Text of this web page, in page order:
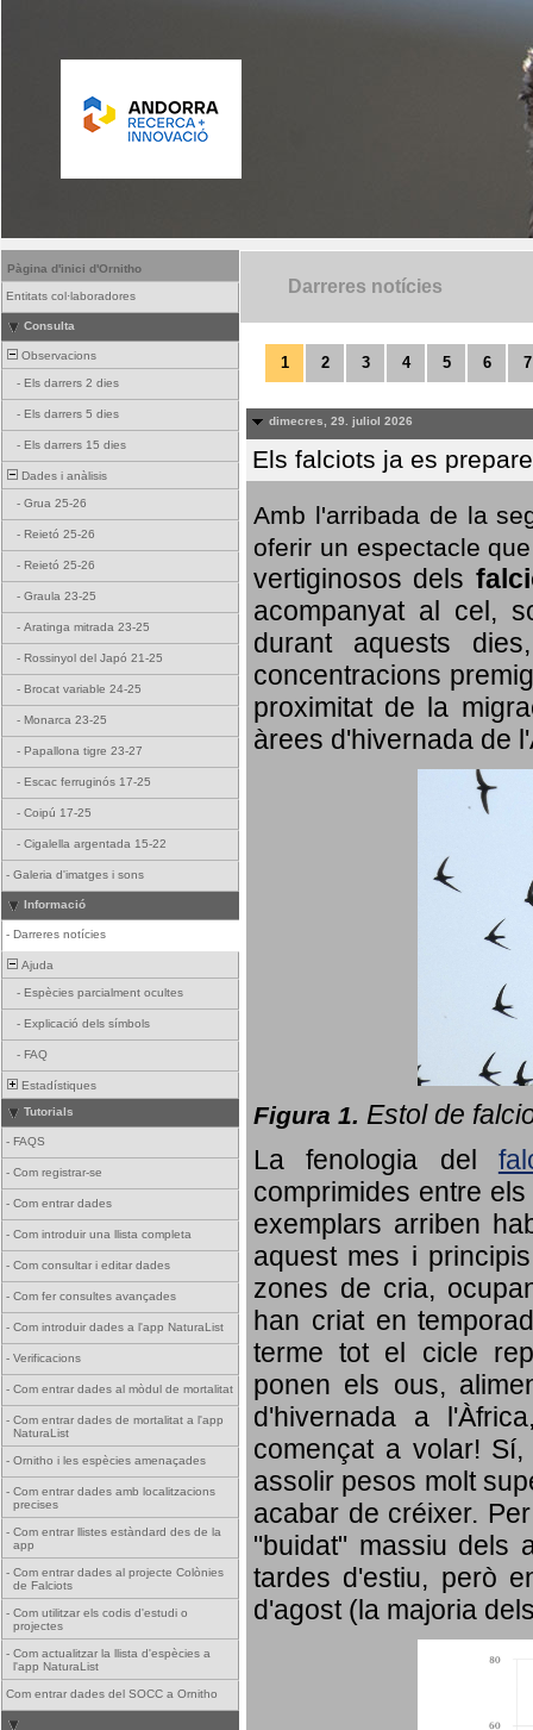
Pàgina d'inici d'Ornitho
Entitats col·laboradores
Consulta
Observacions
- Els darrers 2 dies
- Els darrers 5 dies
- Els darrers 15 dies
Dades i anàlisis
- Grua 25-26
- Reietó 25-26
- Reietó 25-26
- Graula 23-25
- Aratinga mitrada 23-25
- Rossinyol del Japó 21-25
- Brocat variable 24-25
- Monarca 23-25
- Papallona tigre 23-27
- Escac ferruginós 17-25
- Coipú 17-25
- Cigalella argentada 15-22
- Galeria d'imatges i sons
Informació
- Darreres notícies
Ajuda
- Espècies parcialment ocultes
- Explicació dels símbols
- FAQ
Estadístiques
Tutorials
- FAQS
- Com registrar-se
- Com entrar dades
- Com introduir una llista completa
- Com consultar i editar dades
- Com fer consultes avançades
- Com introduir dades a l'app NaturaList
- Verificacions
- Com entrar dades al mòdul de mortalitat
- Com entrar dades de mortalitat a l'app
NaturaList
- Ornitho i les espècies amenaçades
- Com entrar dades amb localitzacions
precises
- Com entrar llistes estàndard des de la
app
- Com entrar dades al projecte Colònies
de Falciots
- Com utilitzar els codis d'estudi o
projectes
- Com actualitzar la llista d'espècies a
l'app NaturaList
Com entrar dades del SOCC a Ornitho
Darreres notícies
1 2 3 4 5 6 7
dimecres, 29. juliol 2026
Els falciots ja es
Amb l'arribada de la
oferir un espectacle
vertiginosos dels
acompanyat al cel,
durant aquests
concentracions
proximitat de la
àrees d'hivernada de
Figura 1. Estol de
La fenologia del
comprimides entre
exemplars arriben
aquest mes i
zones de cria,
han criat en
terme tot el cicle
ponen els ous,
d'hivernada a
començat a volar!
assolir pesos molt
acabar de créixer.
"buidat" massiu dels
tardes d'estiu, però
d'agost (la majoria